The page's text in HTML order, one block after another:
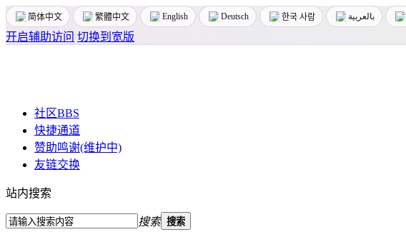
简体中文 繁體中文 English Deutsch 한국 사람 بالعربية
开启辅助访问 切换到宽版
社区BBS
快捷通道
赞助鸣谢(维护中)
友链交换
站内搜索
搜索 搜索